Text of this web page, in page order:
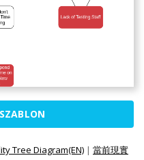
Tree Diagram(EN) | 當前現實